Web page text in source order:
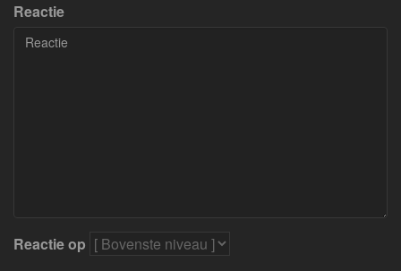
Reactie
Reactie op